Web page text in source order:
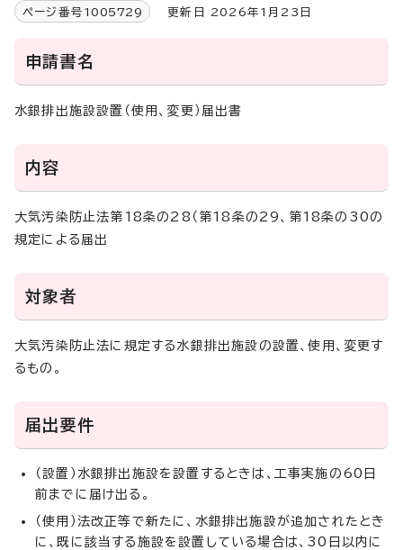
ページ番号 1005729 更新日 2026年1月23日
申請書名
水銀排出施設設置（使用、変更）届出書
内容
大気汚染防止法第18条の28（第18条の29、第18条の30の
規定による届出
対象者
大気汚染防止法に規定する水銀排出施設の設置、使用、変更す
るもの。
届出要件
（設置）水銀排出施設を設置するときは、工事実施の60日
前までに届け出る。
（使用）法改正等で新たに、水銀排出施設が追加されたとき
に、既に該当する施設を設置している場合は、30日以内に